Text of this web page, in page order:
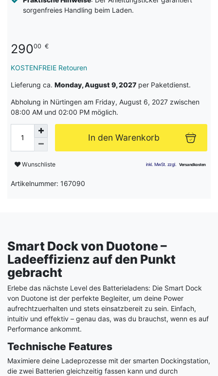
sorgenfreies Handling beim Laden.
29000 €
KOSTENFREIE Retouren
Lieferung ca. Monday, August 9, 2027 per Paketdienst.
Abholung in Nürtingen am Friday, August 6, 2027 zwischen
08:00 AM und 02:00 PM möglich.
In den Warenkorb
Wunschliste
Artikelnummer: 167090
Smart Dock von Duotone –
Ladeeffizienz auf den Punkt
gebracht
Erlebe das nächste Level des Batterieladens: Die Smart Dock
von Duotone ist der perfekte Begleiter, um deine Power
aufrechtzuerhalten und stets einsatzbereit zu sein. Einfach,
intuitiv und effektiv – genau das, was du brauchst, wenn es auf
Performance ankommt.
Technische Features
Maximiere deine Ladeprozesse mit der smarten Dockingstation,
die zwei Batterien gleichzeitig fassen kann und durch